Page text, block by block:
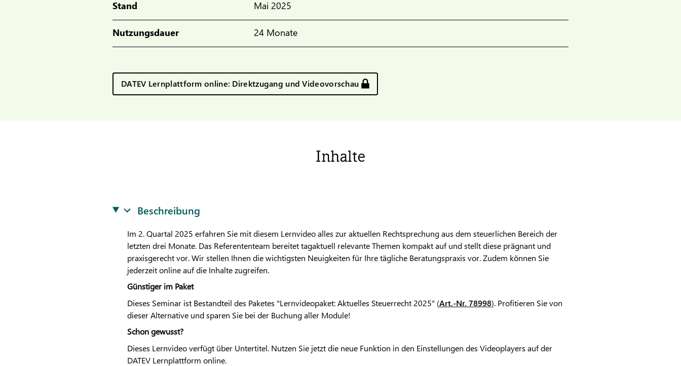
Stand Mai 2025
Nutzungsdauer 24 Monate
DATEV Lernplattform online: Direktzugang und Videovorschau
Inhalte
Beschreibung
Im 2. Quartal 2025 erfahren Sie mit diesem Lernvideo alles zur aktuellen Rechtsprechung aus dem steuerlichen Bereich der
letzten drei Monate. Das Referententeam bereitet tagaktuell relevante Themen kompakt auf und stellt diese prägnant und
praxisgerecht vor. Wir stellen Ihnen die wichtigsten Neuigkeiten für Ihre tägliche Beratungspraxis vor. Zudem können Sie
jederzeit online auf die Inhalte zugreifen.
Günstiger im Paket
Dieses Seminar ist Bestandteil des Paketes "Lernvideopaket: Aktuelles Steuerrecht 2025" (Art.-Nr. 78998). Profitieren Sie von
dieser Alternative und sparen Sie bei der Buchung aller Module!
Schon gewusst?
Dieses Lernvideo verfügt über Untertitel. Nutzen Sie jetzt die neue Funktion in den Einstellungen des Videoplayers auf der
DATEVLernplattform online.